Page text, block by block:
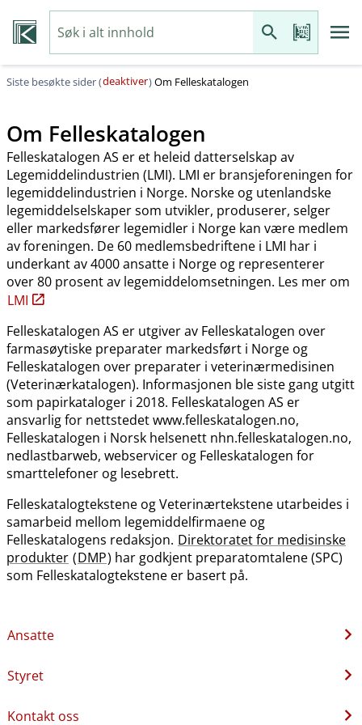
Siste besøkte sider (deaktiver)Om Felleskatalogen
Om Felleskatalogen
Felleskatalogen AS er et heleid datterselskap av
Legemiddelindustrien (LMI). LMI er bransjeforeningen for
legemiddelindustrien i Norge. Norske og utenlandske
legemiddelselskaper som utvikler, produserer, selger
eller markedsfører legemidler i Norge kan være medlem
av foreningen. De 60 medlemsbedriftene i LMI har i
underkant av 4000 ansatte i Norge og representerer
over 80 prosent av legemiddelomsetningen. Les mer om
LMI
Felleskatalogen AS er utgiver av Felleskatalogen over
farmasøytiske preparater markedsført i Norge og
Felleskatalogen over preparater i veterinærmedisinen
(Veterinærkatalogen). Informasjonen ble siste gang utgitt
som papirkataloger i 2018. Felleskatalogen AS er
ansvarlig for nettstedet www.felleskatalogen.no,
Felleskatalogen i Norsk helsenett nhn.felleskatalogen.no,
nedlastbarweb, webservicer og Felleskatalogen for
smarttelefoner og lesebrett.
Felleskatalogtekstene og Veterinærtekstene utarbeides i
samarbeid mellom legemiddelfirmaene og
Felleskatalogens redaksjon. Direktoratet for medisinske
produkter (DMP) har godkjent preparatomtalene (SPC)
som Felleskatalogtekstene er basert på.
Ansatte
Styret
Kontakt oss